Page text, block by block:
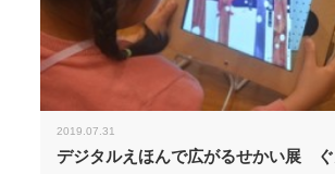
2019.07.31
デジタルえほんで広がるせかい展